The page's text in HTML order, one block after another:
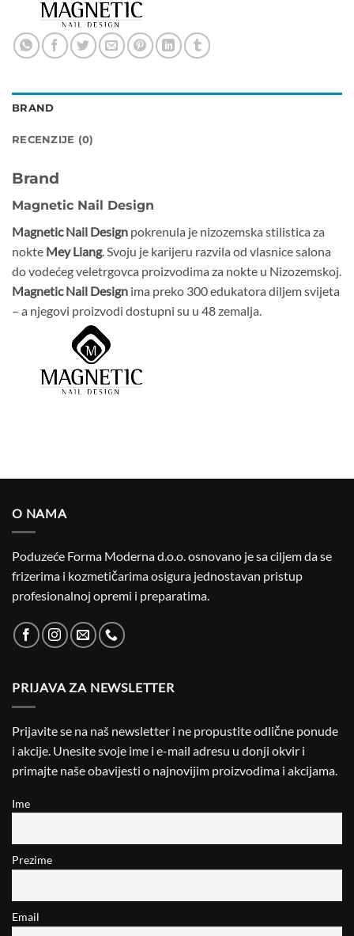
BRAND
RECENZIJE (0)
Brand
Magnetic Nail Design
Magnetic Nail Design pokrenula je nizozemska stilistica za
nokte Mey Liang. Svoju je karijeru razvila od vlasnice salona
do vodećeg veletrgovca proizvodima za nokte u Nizozemskoj.
Magnetic Nail Design ima preko 300 edukatora diljem svijeta
– a njegovi proizvodi dostupni su u 48 zemalja.
O NAMA
Poduzeće Forma Moderna d.o.o. osnovano je sa ciljem da se
frizerima i kozmetičarima osigura jednostavan pristup
profesionalnoj opremi i preparatima.
PRIJAVA ZA NEWSLETTER
Prijavite se na naš newsletter i ne propustite odlične ponude
i akcije. Unesite svoje ime i e-mail adresu u donji okvir i
primajte naše obavijesti o najnovijim proizvodima i akcijama.
Ime
Prezime
Email